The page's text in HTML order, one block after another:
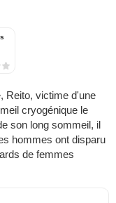
Reito, victime d'une
cryogénique le
son long sommeil, il
hommes ont disparu
de femmes